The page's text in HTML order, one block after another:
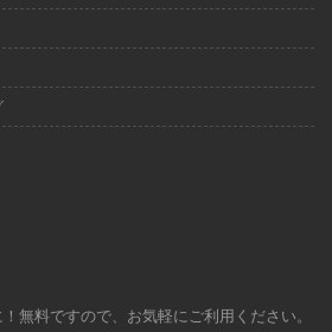
無料ですので、お気軽にご利用ください。